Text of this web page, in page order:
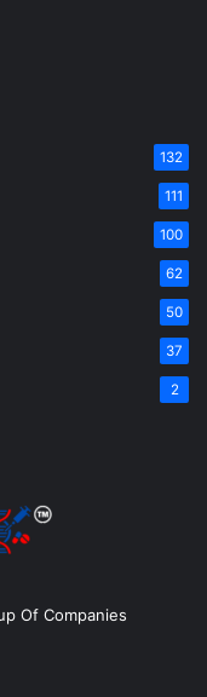
132
111
100
62
50
37
2
Of Companies